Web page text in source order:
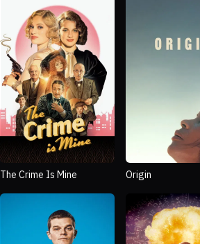
The Crime Is Mine Origin